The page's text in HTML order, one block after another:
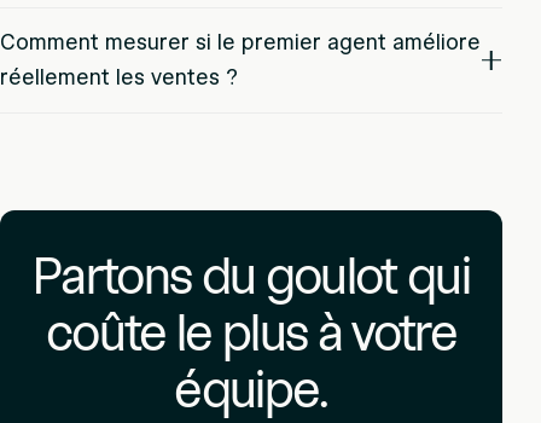
Comment mesurer si le premier agent améliore
réellement les ventes ?
Partons du goulot qui
coûte le plus à votre
équipe.